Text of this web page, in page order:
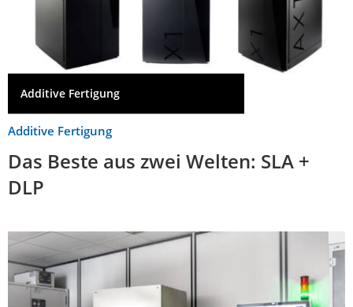
Additive Fertigung
Additive Fertigung
Das Beste aus zwei Welten: SLA +
DLP